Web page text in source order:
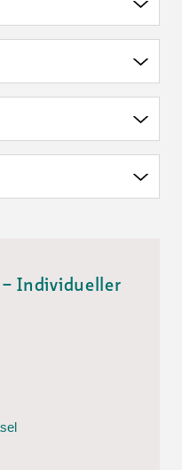
Individueller